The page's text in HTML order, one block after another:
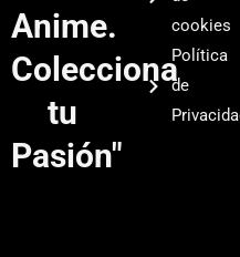
Anime.
Colecciona
tu
Pasión"
cookies
Política
de